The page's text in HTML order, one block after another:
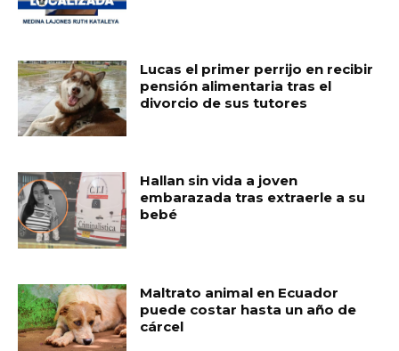
Lucas el primer perrijo en recibir
pensión alimentaria tras el
divorcio de sus tutores
Hallan sin vida a joven
embarazada tras extraerle a su
bebé
Maltrato animal en Ecuador
puede costar hasta un año de
cárcel